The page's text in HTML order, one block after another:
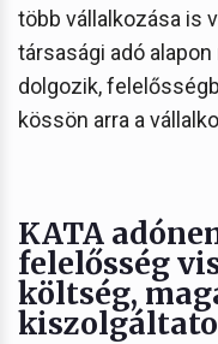
több vállalkozása is
társasági adó
dolgozik,
kössön arra a
KATA
felelősség
költség,